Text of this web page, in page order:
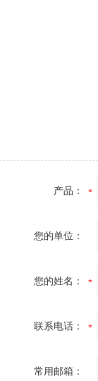
产品：
您的单位：
您的姓名：
联系电话：
常用邮箱：